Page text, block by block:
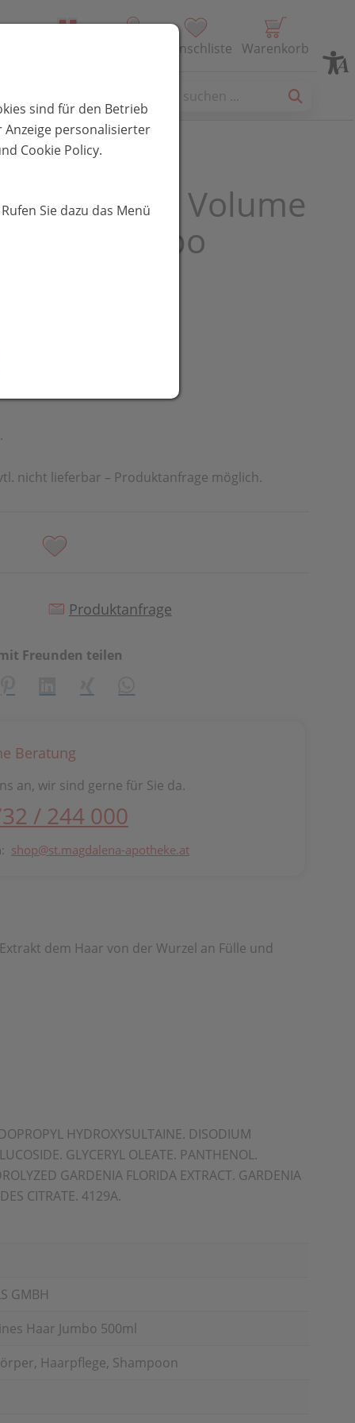
Wunschliste Warenkorb
Phyto Volume
Haar Jumbo
nicht lieferbar – Produktanfrage möglich.
Produktanfrage
Freunden teilen
Beratung
an, wir sind gerne für Sie da.
/ 244 000
shop@st.magdalena-apotheke.at
dem Haar von der Wurzel an Fülle und
HYDROXYSULTAINE. DISODIUM
GLYCERYL OLEATE. PANTHENOL.
GARDENIA FLORIDA EXTRACT. GARDENIA
CITRATE. 4129A.
GMBH
Haar Jumbo 500ml
Haarpflege, Shampoon
sind für den Betrieb
personalisierter
Cookie Policy.
Sie dazu das Menü